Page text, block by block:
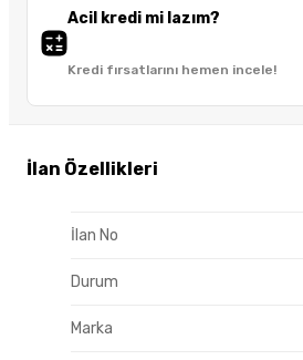
Acil kredi mi lazım?
Kredi fırsatlarını hemen incele!
İlan Özellikleri
İlan No
Durum
Marka